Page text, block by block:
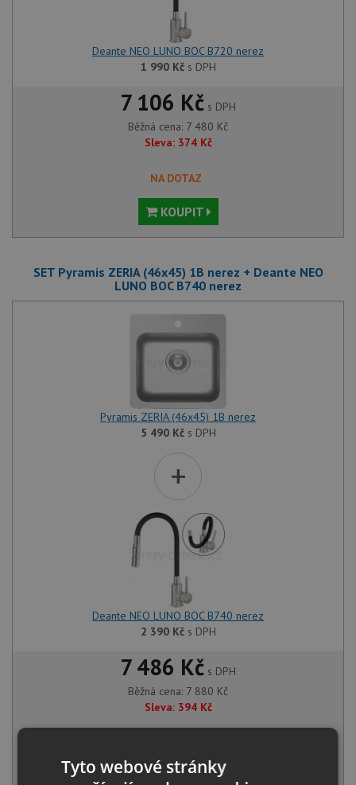
Deante NEO LUNO BOC B720 nerez
1 990 Kčs DPH
7 106 Kč s DPH
Běžná cena: 7 480 Kč
Sleva: 374 Kč
NA DOTAZ
KOUPIT
SET Pyramis ZERIA (46x45) 1B nerez + Deante NEO
LUNO BOC B740 nerez
Pyramis ZERIA (46x45) 1B nerez
5 490 Kčs DPH
+
Deante NEO LUNO BOC B740 nerez
2 390 Kčs DPH
7 486 Kč s DPH
Běžná cena: 7 880 Kč
Sleva: 394 Kč
KOUPIT
Tyto webové stránky